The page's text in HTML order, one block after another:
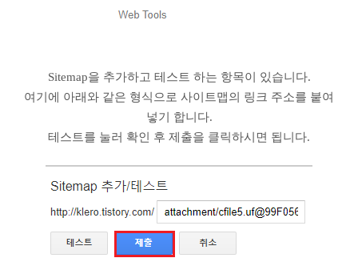
Sitemap을 추가하고 테스트 하는 항목이 있습니다.
여기에 아래와 같은 형식으로 사이트맵의 링크 주소를 붙여
넣기 합니다.
테스트를 눌러 확인 후 제출을 클릭하시면 됩니다.